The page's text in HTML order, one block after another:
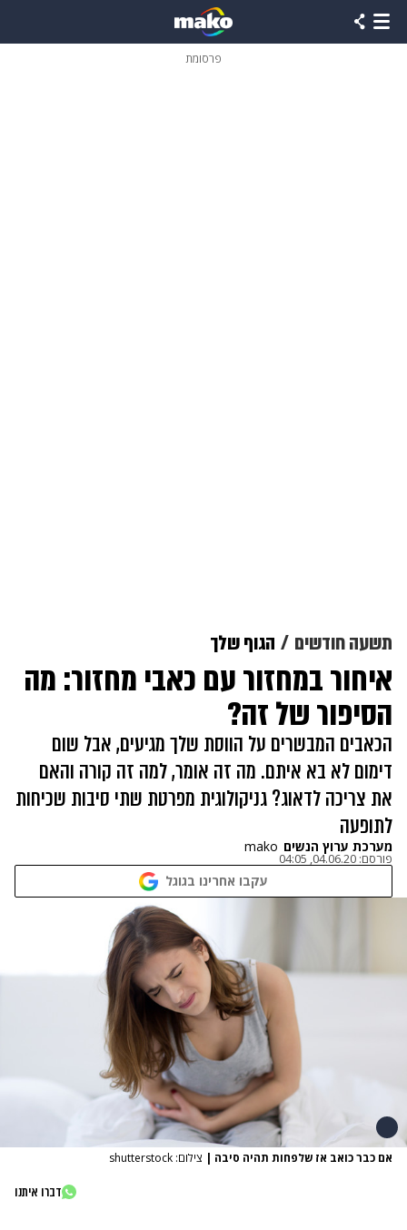
פרסומת
תשעה חודשים הגוף שלך
איחור במחזור עם כאבי מחזור: מה
הסיפור של זה?
הכאבים המבשרים על הווסת שלך מגיעים, אבל שום
דימום לא בא איתם. מה זה אומר, למה זה קורה והאם
את צריכה לדאוג? גניקולוגית מפרטת שתי סיבות שכיחות
לתופעה
מערכת ערוץ הנשים mako
פורסם: 04.06.20, 04:05
עקבו אחרינו בגוגל
אם כבר כואב אז שלפחות תהיה סיבה | צילום: shutterstock
דברו איתנו